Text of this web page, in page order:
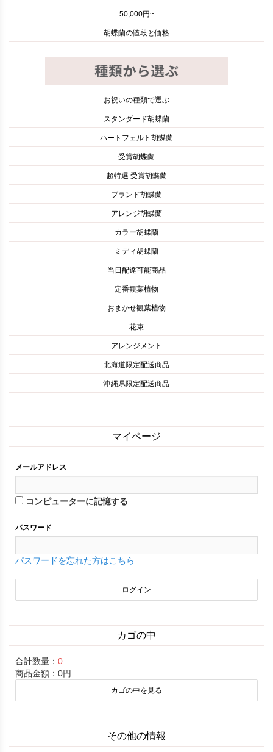
50,000円~
胡蝶蘭の値段と価格
お祝いの種類で選ぶ
スタンダード胡蝶蘭
ハートフェルト胡蝶蘭
受賞胡蝶蘭
超特選 受賞胡蝶蘭
ブランド胡蝶蘭
アレンジ胡蝶蘭
カラー胡蝶蘭
ミディ胡蝶蘭
当日配達可能商品
定番観葉植物
おまかせ観葉植物
花束
アレンジメント
北海道限定配送商品
沖縄県限定配送商品
マイページ
メールアドレス
コンピューターに記憶する
パスワード
パスワードを忘れた方はこちら
カゴの中
合計数量： 0
商品金額： 0円
カゴの中を見る
その他の情報